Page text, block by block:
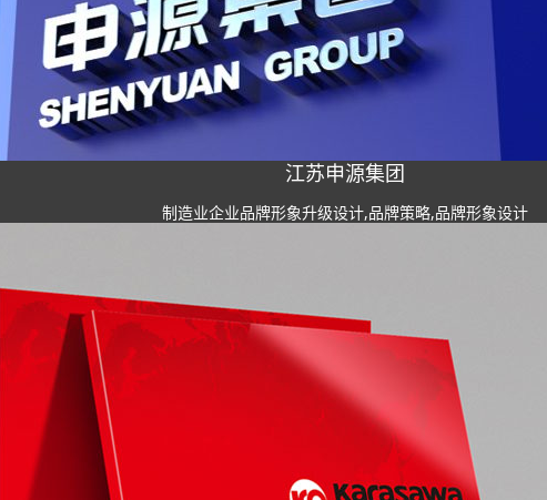
江苏申源集团
制造业企业品牌形象升级设计,品牌策略,品牌形象设计